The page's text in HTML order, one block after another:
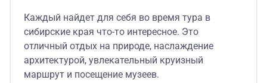
Каждый найдет для себя во время тура в
сибирские края что-то интересное. Это
отличный отдых на природе, наслаждение
архитектурой, увлекательный круизный
маршрут и посещение музеев.